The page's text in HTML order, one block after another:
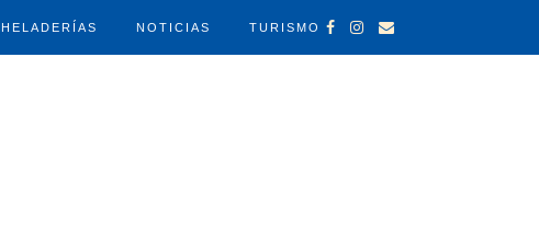
HELADERÍAS NOTICIAS TURISMO